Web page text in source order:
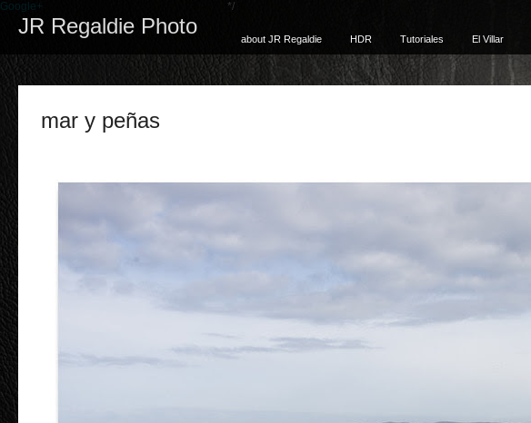
Google+
JR Regaldie Photo
*/
about JR Regaldie HDR Tutoriales El Villar
mar y peñas